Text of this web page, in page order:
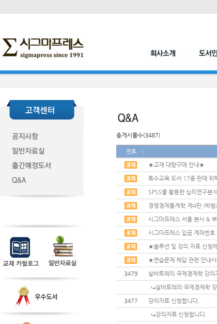
총게시물수(3487)
번호
★교재 대량구매 안내★
특수교육 도서 17종 판매 위
SPSS를 활용한 심리연구분
경영경제통계학,제4판 (박
시그마프레스 서울 본사 &
시그마프레스 입금 계좌번호
★솔루션 및 강의 자료 신청
★연습문제 해답 관련 안내
3479
살바토레의 국제경제학 강의
살바토레의 국제경제학
3477
강의자료 신청합니다.
강의자료 신청합니다.